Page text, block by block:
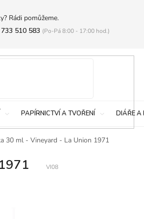
Rádi pomůžeme.
733 510 583 (Po-Pá 8:00 - 17:00 hod.)
PAPÍRNICTVÍ A TVOŘENÍ DIÁŘE A
30 ml - Vineyard - La Union 1971
VI08